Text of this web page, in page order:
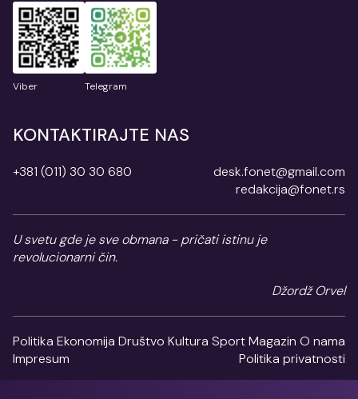
Viber Telegram
KONTAKTIRAJTE NAS
+381 (011) 30 30 680
desk.fonet@gmail.com
redakcija@fonet.rs
U svetu gde je sve obmana - pričati istinu je
revolucionarni čin.
Džordž Orvel
Politika Ekonomija Društvo Kultura SportMagazin O nama
Impresum
Politika privatnosti